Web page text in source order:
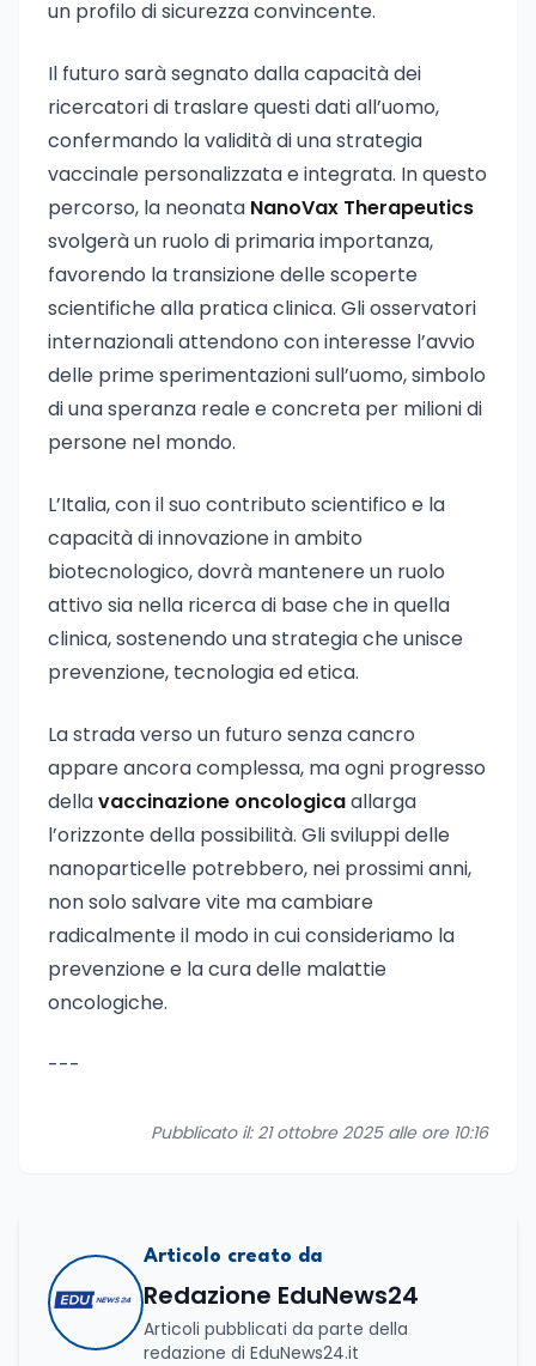
un profilo di sicurezza convincente.
Il futuro sarà segnato dalla capacità dei
ricercatori di traslare questi dati all’uomo,
confermando la validità di una strategia
vaccinale personalizzata e integrata. In questo
percorso, la neonata NanoVax Therapeutics
svolgerà un ruolo di primaria importanza,
favorendo la transizione delle scoperte
scientifiche alla pratica clinica. Gli osservatori
internazionali attendono con interesse l’avvio
delle prime sperimentazioni sull’uomo, simbolo
di una speranza reale e concreta per milioni di
persone nel mondo.
L’Italia, con il suo contributo scientifico e la
capacità di innovazione in ambito
biotecnologico, dovrà mantenere un ruolo
attivo sia nella ricerca di base che in quella
clinica, sostenendo una strategia che unisce
prevenzione, tecnologia ed etica.
La strada verso un futuro senza cancro
appare ancora complessa, ma ogni progresso
dellavaccinazione oncologicaallarga
l’orizzonte della possibilità. Gli sviluppi delle
nanoparticelle potrebbero, nei prossimi anni,
non solo salvare vite ma cambiare
radicalmente il modo in cui consideriamo la
prevenzione e la cura delle malattie
oncologiche.
---
Pubblicato il: 21 ottobre 2025 alle ore 10:16
Articolo creato da
Redazione EduNews24
Articoli pubblicati da parte della
redazione di EduNews24.it